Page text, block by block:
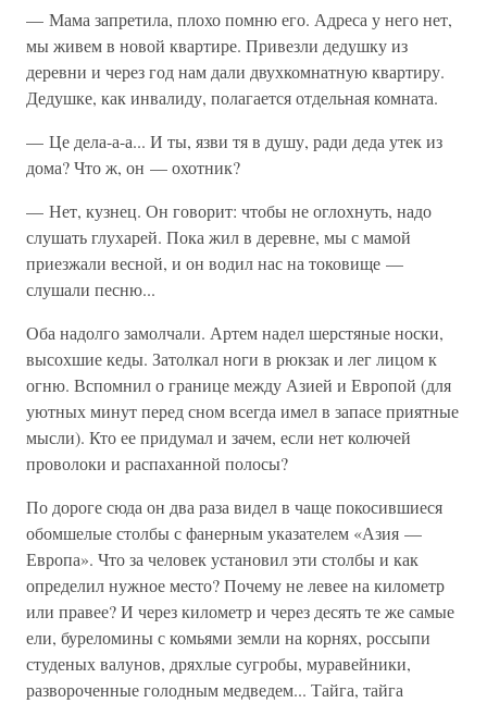
— Мама запретила, плохо помню его. Адреса у него нет,
мы живем в новой квартире. Привезли дедушку из
деревни и через год нам дали двухкомнатную квартиру.
Дедушке, как инвалиду, полагается отдельная комната.
— Це дела-а-а... И ты, язви тя в душу, ради деда утек из
дома? Что ж, он — охотник?
— Нет, кузнец. Он говорит: чтобы не оглохнуть, надо
слушать глухарей. Пока жил в деревне, мы с мамой
приезжали весной, и он водил нас на токовище —
слушали песню...
Оба надолго замолчали. Артем надел шерстяные носки,
высохшие кеды. Затолкал ноги в рюкзак и лег лицом к
огню. Вспомнил о границе между Азией и Европой (для
уютных минут перед сном всегда имел в запасе приятные
мысли). Кто ее придумал и зачем, если нет колючей
проволоки и распаханной полосы?
По дороге сюда он два раза видел в чаще покосившиеся
обомшелые столбы с фанерным указателем «Азия —
Европа». Что за человек установил эти столбы и как
определил нужное место? Почему не левее на километр
или правее? И через километр и через десять те же самые
ели, буреломины с комьями земли на корнях, россыпи
студеных валунов, дряхлые сугробы, муравейники,
развороченные голодным медведем... Тайга, тайга